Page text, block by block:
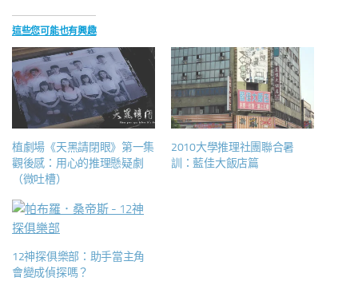
這些您可能也有興趣
植劇場《天黑請閉眼》第一集
觀後感：用心的推理懸疑劇
（微吐槽）
2010大學推理社團聯合暑
訓：藍佳大飯店篇
12神探俱樂部：助手當主角
會變成偵探嗎？